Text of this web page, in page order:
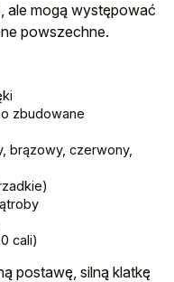
ale mogą występować
powszechne.
zbudowane
brązowy, czerwony,
cali)
postawę, silną klatkę